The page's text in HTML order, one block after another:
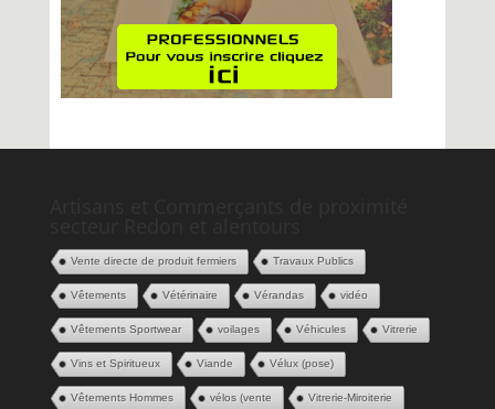
Vente directe de produit fermiers Travaux Publics
Vêtements Vétérinaire Vérandas vidéo
Vêtements Sportwear voilages Véhicules Vitrerie
Vins et Spiritueux Viande Vélux (pose)
Vêtements Hommes vélos (vente Vitrerie-Miroiterie